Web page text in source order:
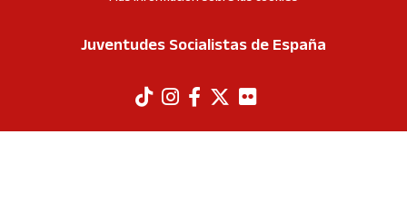
Juventudes Socialistas de España